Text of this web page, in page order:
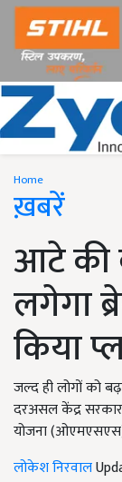
Home
ख़बरें
आटे की
लगेगा
किया
जल्द ही लोगों को
दरअसल केंद्र
योजना
लोकेश निरवाल